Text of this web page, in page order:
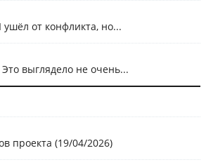
от конфликта, но...
выглядело не очень...
проекта (19/04/2026)